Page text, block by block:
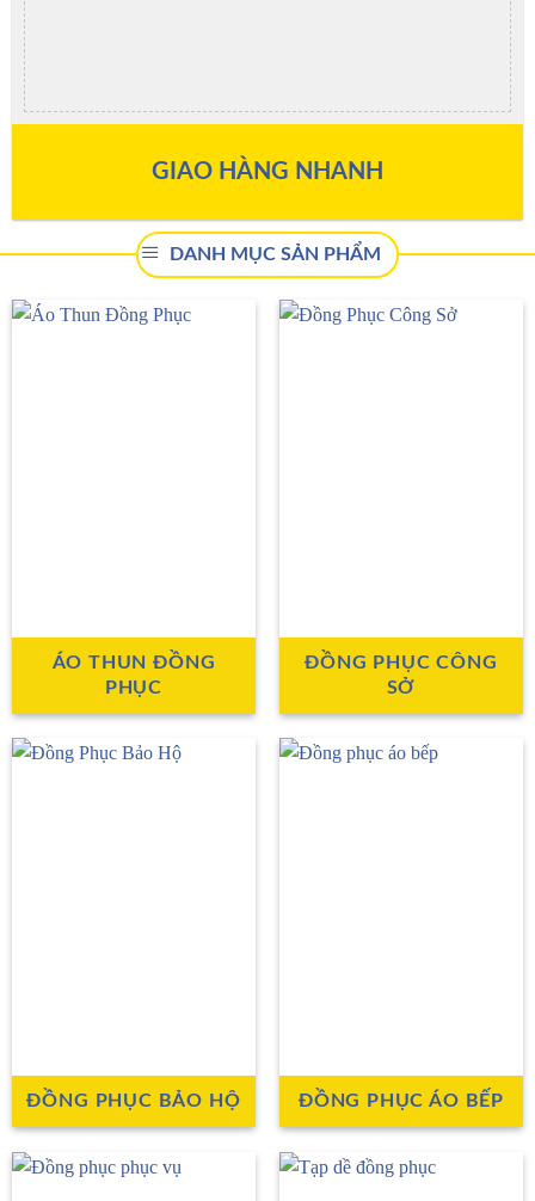
GIAO HÀNG NHANH
DANH MỤC SẢN PHẨM
ÁO THUN ĐỒNG
PHỤC
ĐỒNG PHỤC CÔNG
SỞ
ĐỒNG PHỤC BẢO HỘ ĐỒNG PHỤC ÁO BẾP